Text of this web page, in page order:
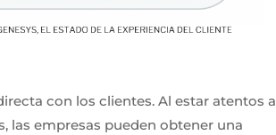
con los clientes. Al estar atentos a
las empresas pueden obtener una